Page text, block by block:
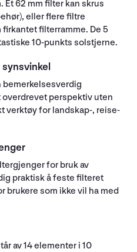
62 mm filter kan skrus
eller flere filtre
filterramme. De 5
10-punkts solstjerne.
synsvinkel
bemerkelsesverdig
overdrevet perspektiv uten
verktøy for landskap-, reise-
for bruk av
praktisk å feste filteret
brukere som ikke vil ha med
av 14 elementer i 10